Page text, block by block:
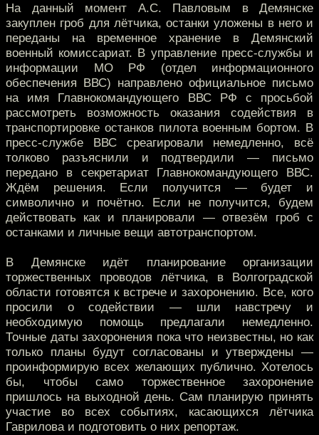
На данный момент А.С. Павловым в Демянске
закуплен гроб для лётчика, останки уложены в него и
переданы на временное хранение в Демянский
военный комиссариат. В управление пресс-службы и
информации МО РФ (отдел информационного
обеспечения ВВС) направлено официальное письмо
на имя Главнокомандующего ВВС РФ с просьбой
рассмотреть возможность оказания содействия в
транспортировке останков пилота военным бортом. В
пресс-службе ВВС среагировали немедленно, всё
толково разъяснили и подтвердили — письмо
передано в секретариат Главнокомандующего ВВС.
Ждём решения. Если получится — будет и
символично и почётно. Если не получится, будем
действовать как и планировали — отвезём гроб с
останками и личные вещи автотранспортом.
В Демянске идёт планирование организации
торжественных проводов лётчика, в Волгоградской
области готовятся к встрече и захоронению. Все, кого
просили о содействии — шли навстречу и
необходимую помощь предлагали немедленно.
Точные даты захоронения пока что неизвестны, но как
только планы будут согласованы и утверждены —
проинформирую всех желающих публично. Хотелось
бы, чтобы само торжественное захоронение
пришлось на выходной день. Сам планирую принять
участие во всех событиях, касающихся лётчика
Гаврилова и подготовить о них репортаж.